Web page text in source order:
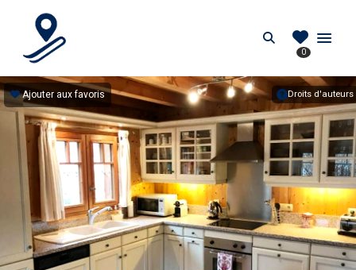
Search
0
Droits d'auteurs
Ajouter aux favoris